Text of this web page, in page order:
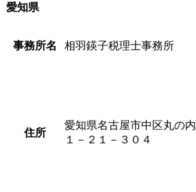
愛知県
事務所名 相羽鍈子税理士事務所
住所
愛知県名古屋市中区丸の
１－２１－３０４